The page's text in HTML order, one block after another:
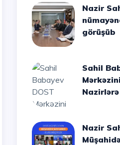
Nazir Sahil Babayev Rusiya
görüşüb
Sahil Babayev DOST
Nazir Sahil Babayev